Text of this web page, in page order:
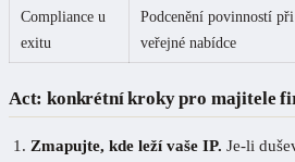
Compliance u
exitu
Podcenění povinností při
veřejné nabídce
Act: konkrétní kroky pro majitele
Zmapujte, kde leží vaše IP. Je-li